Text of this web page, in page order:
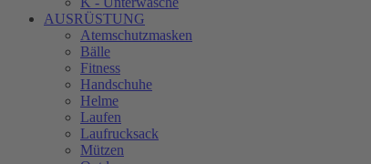
AUSRÜSTUNG
Atemschutzmasken
Bälle
Fitness
Handschuhe
Helme
Laufen
Laufrucksack
Mützen